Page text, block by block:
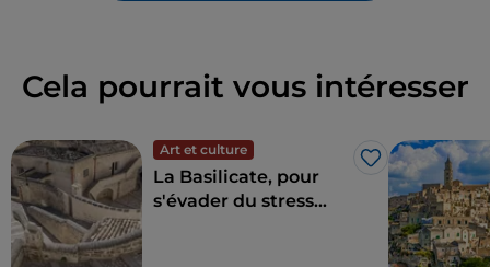
Cela pourrait vous intéresser
Art et culture
J’aime
La Basilicate, pour
s'évader du stress